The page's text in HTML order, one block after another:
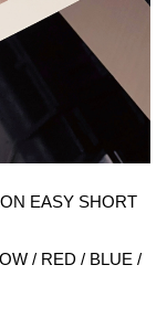
SHORT
/ BLUE /